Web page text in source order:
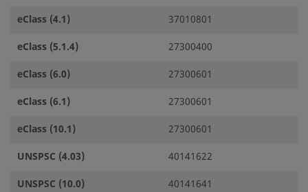
eClass (4.1)
37010801
eClass (5.1.4)
27300400
eClass (6.0)
27300601
eClass (6.1)
27300601
eClass (10.1)
27300601
UNSPSC (4.03)
40141622
UNSPSC (10.0)
40141641